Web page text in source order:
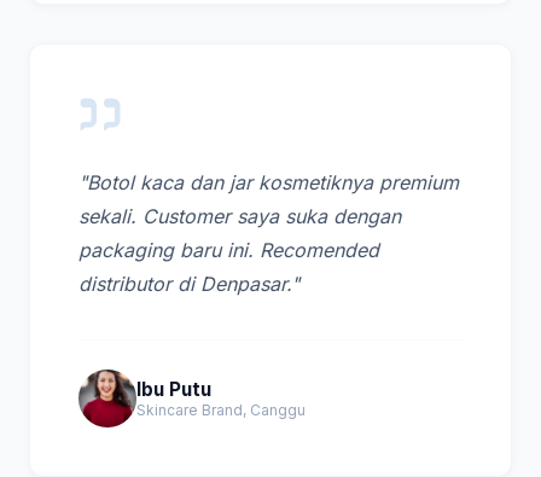
"Botol kaca dan jar kosmetiknya premium
sekali. Customer saya suka dengan
packaging baru ini. Recomended
distributor di Denpasar."
Ibu Putu
Skincare Brand, Canggu